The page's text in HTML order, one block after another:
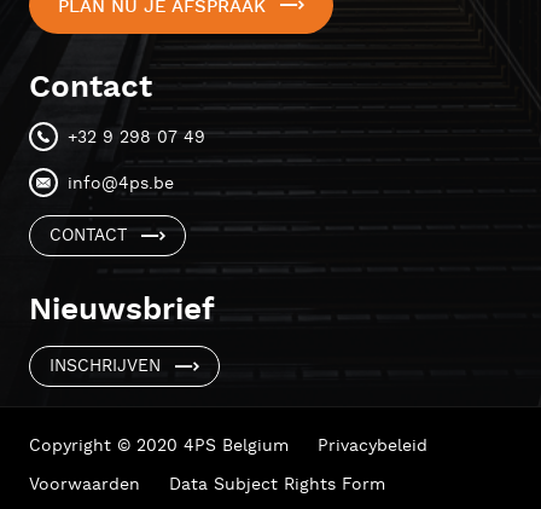
PLAN NU JE AFSPRAAK
Contact
+32 9 298 07 49
info@4ps.be
CONTACT
Nieuwsbrief
INSCHRIJVEN
Copyright © 2020 4PS Belgium
Privacybeleid
Voorwaarden
Data Subject Rights Form